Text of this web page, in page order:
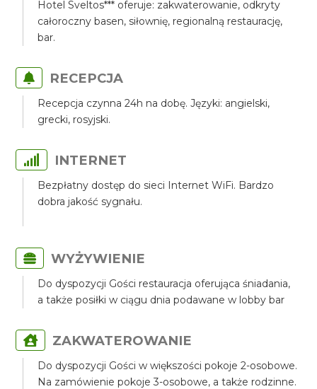
Hotel Sveltos*** oferuje: zakwaterowanie, odkryty
całoroczny basen, siłownię, regionalną restaurację,
bar.
RECEPCJA
Recepcja czynna 24h na dobę. Języki: angielski,
grecki, rosyjski.
INTERNET
Bezpłatny dostęp do sieci Internet WiFi. Bardzo
dobra jakość sygnału.
WYŻYWIENIE
Do dyspozycji Gości restauracja oferująca śniadania,
a także posiłki w ciągu dnia podawane w lobby bar
ZAKWATEROWANIE
Do dyspozycji Gości w większości pokoje 2-osobowe.
Na zamówienie pokoje 3-osobowe, a także rodzinne.